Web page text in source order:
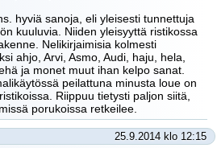
hyviä sanoja, eli yleisesti tunnettuja
kuuluvia. Niiden yleisyyttä ristikossa
Nelikirjaimisia kolmesti
ahjo, Arvi, Asmo, Audi, haju, hela,
ja monet muut ihan kelpo sanat.
peilattuna minusta loue on
Riippuu tietysti paljon siitä,
porukoissa retkeilee.
25.9.2014 klo 12:15